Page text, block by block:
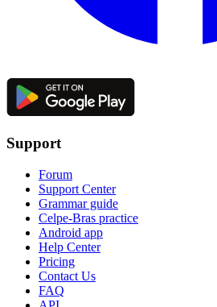
Support
Forum
Support Center
Grammar guide
Celpe-Bras practice
Android app
Help Center
Pricing
Contact Us
FAQ